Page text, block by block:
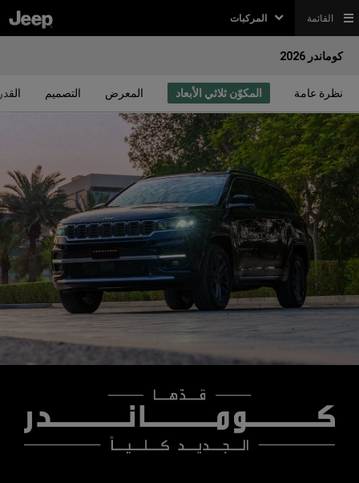
المركبات القائمة
كوماندر 2026
نظرة عامة المكوّن ثلاثي الأبعاد المعرض التصميم